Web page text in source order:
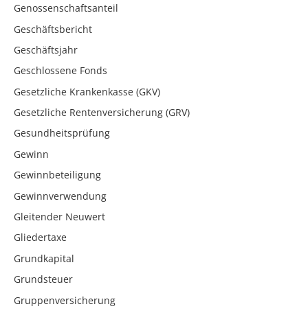
Genossenschaftsanteil
Geschäftsbericht
Geschäftsjahr
Geschlossene Fonds
Gesetzliche Krankenkasse (GKV)
Gesetzliche Rentenversicherung (GRV)
Gesundheitsprüfung
Gewinn
Gewinnbeteiligung
Gewinnverwendung
Gleitender Neuwert
Gliedertaxe
Grundkapital
Grundsteuer
Gruppenversicherung